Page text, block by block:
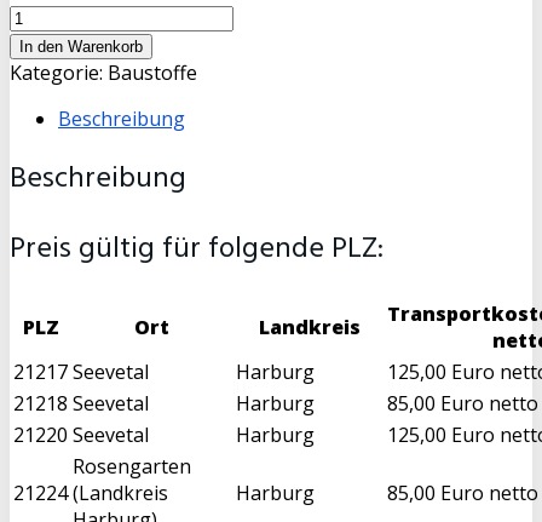
Mutterboden
gesiebt
8
Menge
In den Warenkorb
Kategorie: Baustoffe
Beschreibung
Beschreibung
Preis gültig für folgende PLZ:
PLZ Ort Landkreis
21217Seevetal Harburg
125,00 Euro
21218 Seevetal Harburg
85,00 Euro netto
21220 Seevetal Harburg 125,00 Euro
21224
Rosengarten
(Landkreis
Harburg 85,00 Euro netto